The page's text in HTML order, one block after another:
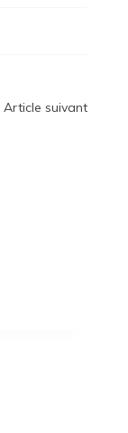
Article suivant